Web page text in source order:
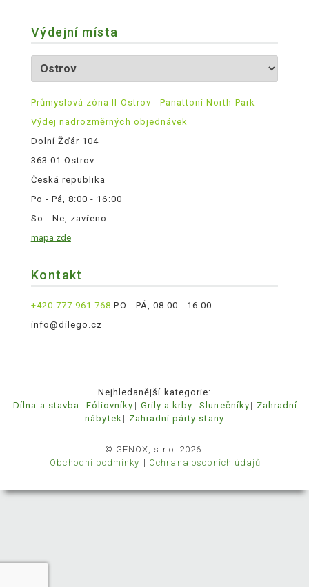
Výdejní místa
Průmyslová zóna II Ostrov - Panattoni North Park -
Výdej nadrozměrných objednávek
Dolní Žďár 104
363 01 Ostrov
Česká republika
Po - Pá, 8:00 - 16:00
So - Ne, zavřeno
mapa zde
Kontakt
+420 777 961 768 PO - PÁ, 08:00 - 16:00
info@dilego.cz
Nejhledanější kategorie:
Dílna a stavba
Fóliovníky Grily a krby Slunečníky
Zahradní
nábytek
Zahradní párty stany
© GENOX, s.r.o. 2026.
Obchodní podmínky
Ochrana osobních údajů